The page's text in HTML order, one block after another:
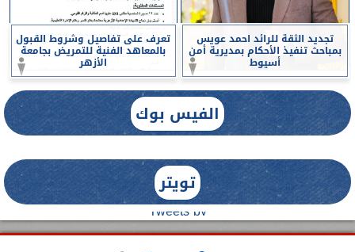
تجديد الثقة للرائد احمد عويس
بمباحث تنفيذ الأحكام بمديرية أمن
أسيوط
تعرف على تفاصيل وشروط القبول
بالمعاهد الفنية للتمريض بجامعة
الأزهر
الفيس بوك
تويتر
Tweets by